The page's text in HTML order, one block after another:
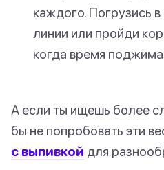
каждого. Погрузись
линии или пройди
когда время
А если ты ищешь более
бы не попробовать эти
с выпивкой для